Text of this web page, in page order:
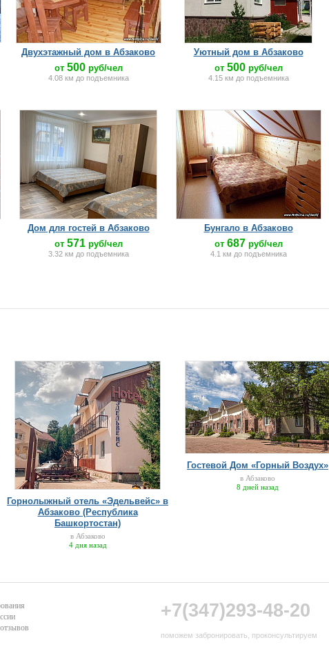
Двухэтажный дом в Абзаково
от 500руб/чел
4.08 км до подъемника
Уютный дом в Абзаково
от 500руб/чел
4.15 км до подъемника
Дом для гостей в Абзаково
от 571руб/чел
3.32 км до подъемника
Бунгало в Абзаково
от 687 руб/чел
4.1 км до подъемника
Горнолыжный отель «Эдельвейс» в
Абзаково (Республика
Башкортостан)
в Абзаково
4 дня назад
Гостевой Дом «Горный Воздух»
в Абзаково
8 дней назад
+7(347)293-48-20
поможем забронировать, проконсультируем